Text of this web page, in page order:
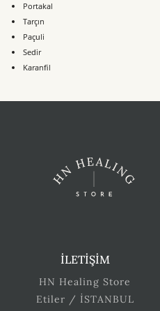
Portakal
Tarçın
Paçuli
Sedir
Karanfil
İLETİŞİM
HN Healing Store
Etiler / İSTANBUL